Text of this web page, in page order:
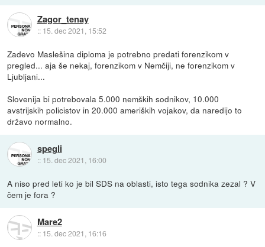
Zagor_tenay
:: 15. dec 2021, 15:52
Zadevo Maslešina diploma je potrebno predati forenzikom v
pregled... aja še nekaj, forenzikom v Nemčiji, ne forenzikom v
Ljubljani...
Slovenija bi potrebovala 5.000 nemških sodnikov, 10.000
avstrijskih policistov in 20.000 ameriških vojakov, da naredijo to
državo normalno.
spegli
:: 15. dec 2021, 16:00
A niso pred leti ko je bil SDS na oblasti, isto tega sodnika zezal ? V
čem je fora ?
Mare2
:: 15. dec 2021, 16:16